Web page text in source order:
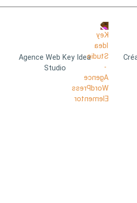
Agence Web Key Idea
Studio